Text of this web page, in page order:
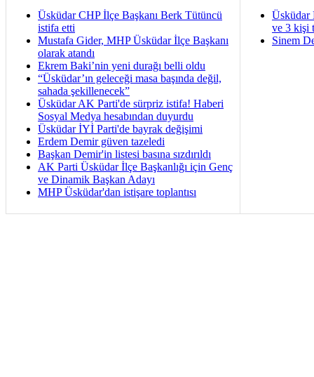
Üsküdar CHP İlçe Başkanı Berk Tütüncü
istifa etti
Mustafa Gider, MHP Üsküdar İlçe Başkanı
olarak atandı
Ekrem Baki’nin yeni durağı belli oldu
“Üsküdar’ın geleceği masa başında değil,
sahada şekillenecek”
Üsküdar AK Parti'de sürpriz istifa! Haberi
Sosyal Medya hesabından duyurdu
Üsküdar İYİ Parti'de bayrak değişimi
Erdem Demir güven tazeledi
Başkan Demir'in listesi basına sızdırıldı
AK Parti Üsküdar İlçe Başkanlığı için Genç
ve Dinamik Başkan Adayı
MHP Üsküdar'dan istişare toplantısı
Üsküdar
ve 3 kişi
Sinem